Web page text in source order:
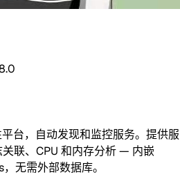
台，自动发现和监控服务。提供服
联、CPU 和内存分析 — 内嵌
无需外部数据库。